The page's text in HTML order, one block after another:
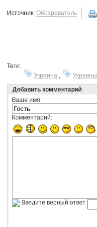
Источник: Обозреватель
Теги:
Украина , Украины
Добавить комментарий
Ваше имя:
Комментарий:
Введите верный ответ